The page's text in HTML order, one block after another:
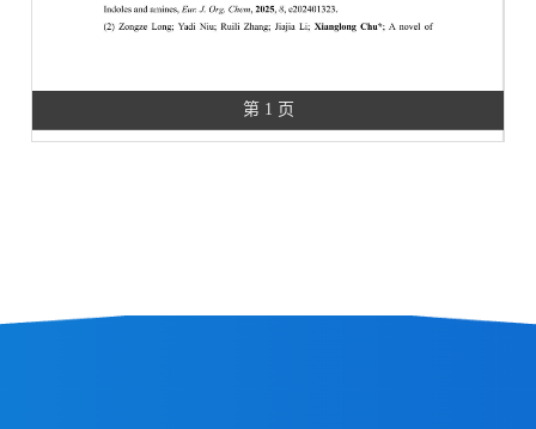
第 1 页